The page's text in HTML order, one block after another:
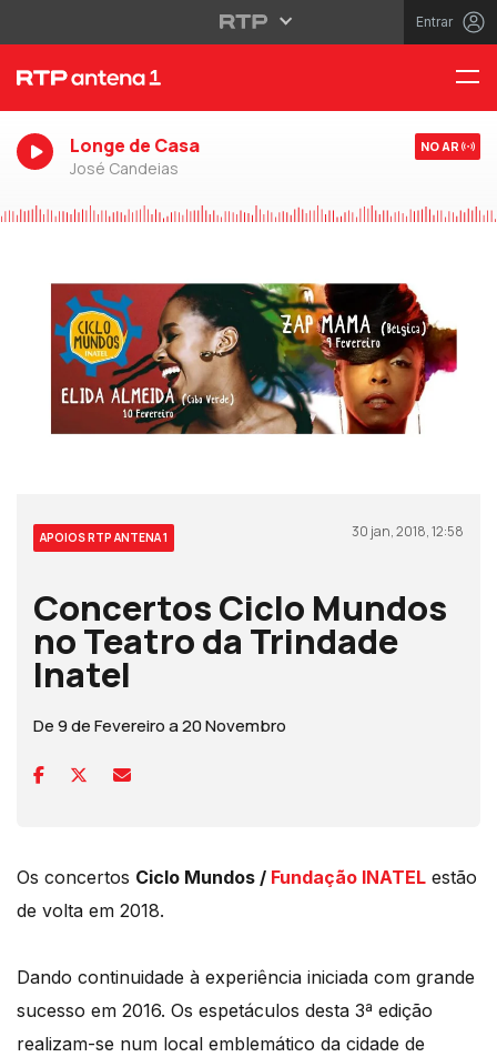
Entrar
Longe de Casa
José Candeias
NO AR
APOIOS RTP ANTENA 1 30 jan, 2018, 12:58
Concertos Ciclo Mundos
no Teatro da Trindade
Inatel
De 9 de Fevereiro a 20 Novembro
Os concertos Ciclo Mundos / Fundação INATEL estão
de volta em 2018.
Dando continuidade à experiência iniciada com grande
sucesso em 2016. Os espetáculos desta 3ª edição
realizam-se num local emblemático da cidade de